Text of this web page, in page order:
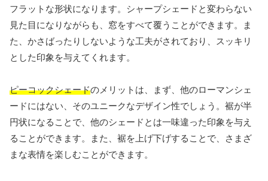
フラットな形状になります。シャープシェードと変わらない
見た目になりながらも、窓をすべて覆うことができます。ま
た、かさばったりしないような工夫がされており、スッキリ
とした印象を与えてくれます。
ピーコックシェードのメリットは、まず、他のローマンシェ
ードにはない、そのユニークなデザイン性でしょう。裾が半
円状になることで、他のシェードとは一味違った印象を与え
ることができます。また、裾を上げ下げすることで、さまざ
まな表情を楽しむことができます。